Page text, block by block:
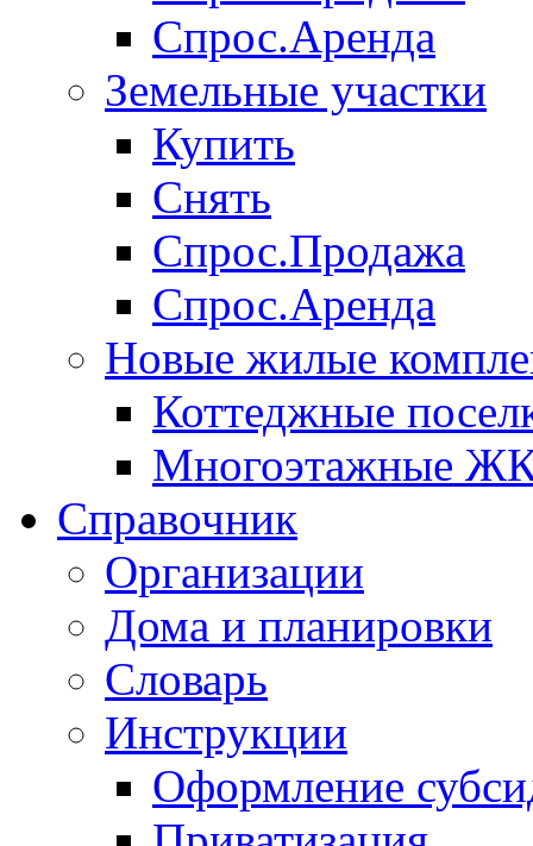
Спрос.Аренда
Земельные участки
Купить
Снять
Спрос.Продажа
Спрос.Аренда
Новые жилые
Коттеджные
Многоэтажные
Справочник
Организации
Дома и планировки
Словарь
Инструкции
Оформление